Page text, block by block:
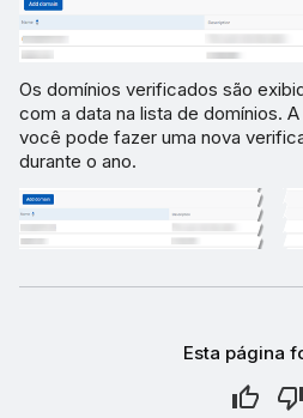
Os domínios verificados são
com a data na lista de domínios.
você pode fazer uma nova
durante o ano.
Esta página